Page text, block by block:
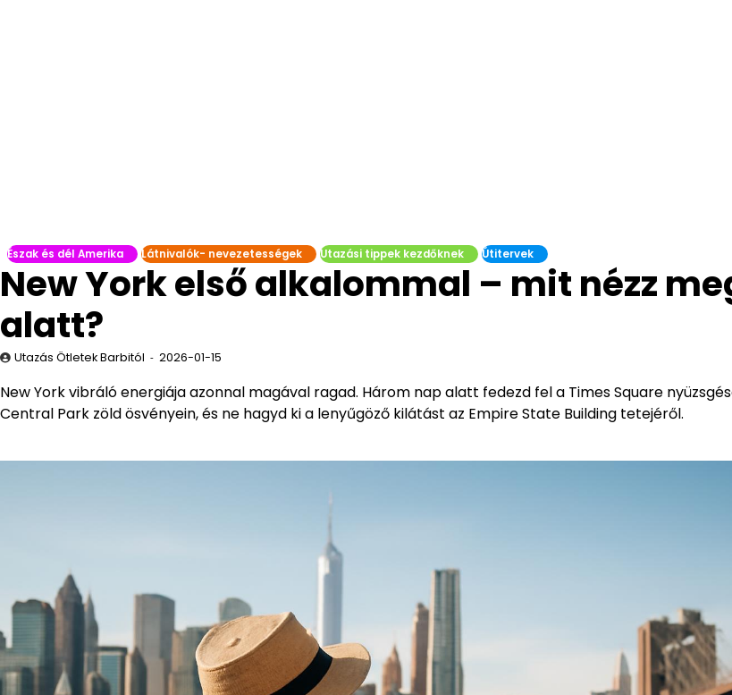
Észak és dél Amerika Látnivalók- nevezetességek Utazási tippek kezdőknek Útitervek
New York első alkalommal – mit nézz
alatt?
Utazás Ötletek Barbitól 2026-01-15
New York vibráló energiája azonnal magával ragad. Három nap alatt fedezd fel a Times Square
Central Park zöld ösvényein, és ne hagyd ki a lenyűgöző kilátást az Empire State Building tetejéről.